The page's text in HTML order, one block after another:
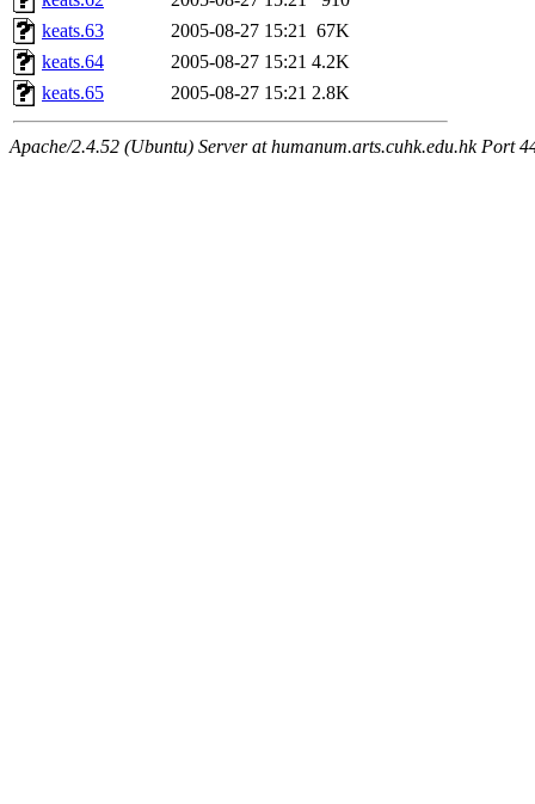
keats.63
2005-08-27 15:21 67K
keats.64
2005-08-27 15:21 4.2K
keats.65
2005-08-27 15:21 2.8K
Apache/2.4.52 (Ubuntu) Server at humanum.arts.cuhk.edu.hk Port